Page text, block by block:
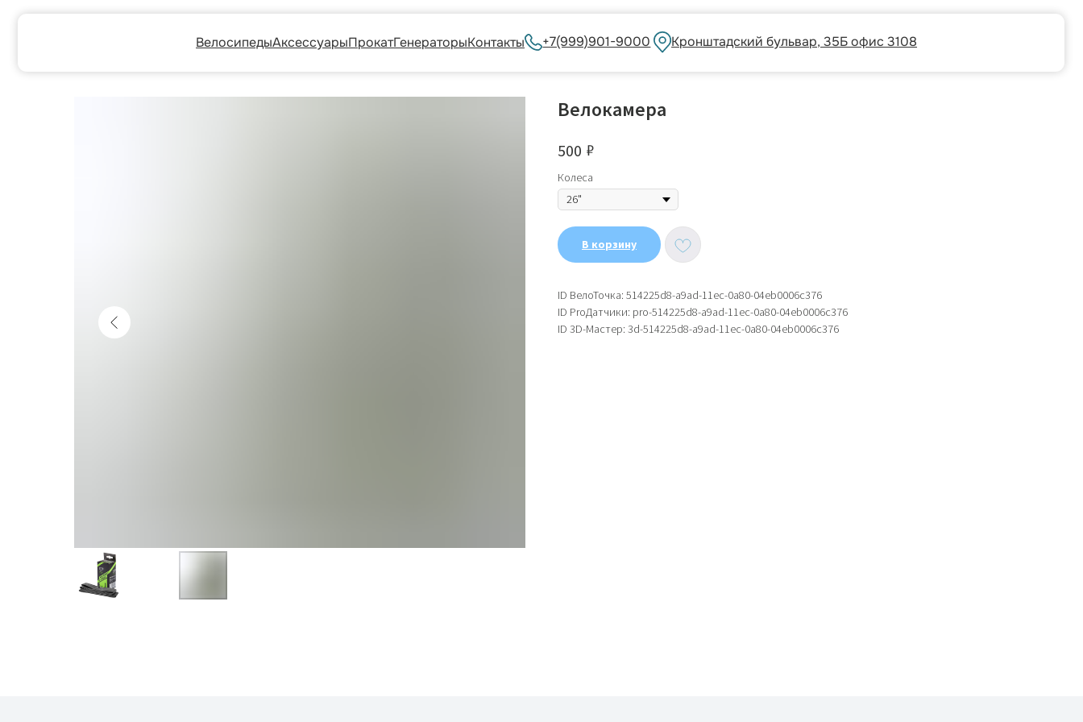
ВелосипедыАксессуарыПрокатГенераторыКонтакты +7(999)901-9000 Кронштадский бульвар, 35Б офис 3108
Велокамера
500 ₽
Колеса
В корзину
ID ВелоТочка: 514225d8-a9ad-11ec-0a80-04eb0006c376
ID ProДатчики: pro-514225d8-a9ad-11ec-0a80-04eb0006c376
ID 3D-Мастер: 3d-514225d8-a9ad-11ec-0a80-04eb0006c376